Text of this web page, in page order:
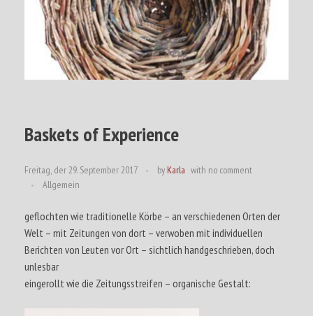
Hölzerne Gestalten
Für Ottfried
Engel von Rokosowo
Faces of Places
Hanoi
Alphabet
Baskets of Experience
Weibliche Dreieinigkeit
Mir in die Hände gefallen
Verlorenes Paradies – Scans
WORT-BILDER
Über-Setzungen
Buch-Bilder
An-Sichten
Meer
Gefrorenes
Porträt
Nil
Stelenfüße
Hinter Glas
Narben
Artemisia Vulgaris
Gestalt
Fenster
Mühle
ZEIT-BILDER
aktuell
Ausstellungen
bio-graphisch
Baskets of Experience
Freitag, der 29. September 2017 by Karla with no comment
Allgemein
geflochten wie traditionelle Körbe – an verschiedenen Orten der
Welt – mit Zeitungen von dort – verwoben mit individuellen
Berichten von Leuten vor Ort – sichtlich handgeschrieben, doch
unlesbar
eingerollt wie die Zeitungsstreifen – organische Gestalt: